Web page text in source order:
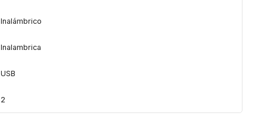
Inalámbrico
Inalambrica
USB
2